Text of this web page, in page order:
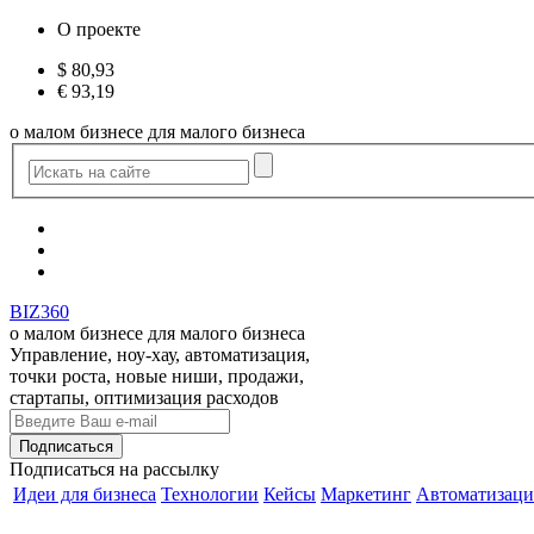
О проекте
$ 80,93
€ 93,19
о малом бизнесе для малого бизнеса
BIZ360
о малом бизнесе для малого бизнеса
Управление, ноу-хау, автоматизация,
точки роста, новые ниши, продажи,
стартапы, оптимизация расходов
Подписаться на рассылку
Идеи для бизнеса Технологии Кейсы Маркетинг